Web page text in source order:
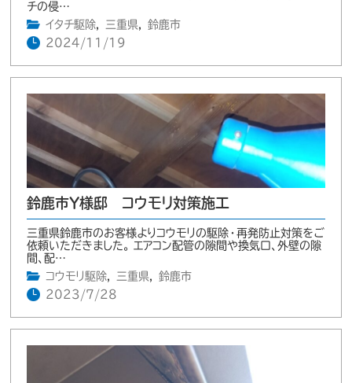
チの侵…
イタチ駆除, 三重県,
鈴鹿市
2024/11/19
鈴鹿市Y様邸 コウモリ対策施工
三重県鈴鹿市のお客様よりコウモリの駆除・再発防止対策をご
依頼いただきました。 エアコン配管の隙間や換気口、外壁の隙
間、配…
コウモリ駆除
三重県
鈴鹿市
2023/7/28